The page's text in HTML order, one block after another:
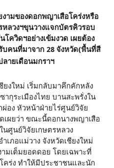
ามของดอกพญาเสือโคร่งหรือ
หลวงฯขุนวางแจกบัตรคิวรอบ
ควิดฯอย่างเข้มงวด เผยต้อง
คนที่มาจาก 28 จังหวัด(พื้นที่สี
ายเดือนมกราฯ
ยงใหม่ เริ่มกลับมาคึกคักหลัง
กุระเมืองไทย บานสะพรั่งใน
อง หัวหน้าฝ่ายไร่ศูนย์วิจัย
เผยว่า ขณะนี้ดอกนางพญาเสือ
นศูนย์วิจัยเกษตรหลวง
เภอแม่วาง จังหวัดเชียงใหม่
มเต็มยอดดอย โดยเฉพาะที่
คร่ง ทำให้มีประชาชนและนัก